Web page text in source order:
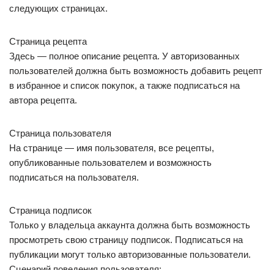
следующих страницах.
Страница рецепта
Здесь — полное описание рецепта. У авторизованных
пользователей должна быть возможность добавить рецепт
в избранное и список покупок, а также подписаться на
автора рецепта.
Страница пользователя
На странице — имя пользователя, все рецепты,
опубликованные пользователем и возможность
подписаться на пользователя.
Страница подписок
Только у владельца аккаунта должна быть возможность
просмотреть свою страницу подписок. Подписаться на
публикации могут только авторизованные пользователи.